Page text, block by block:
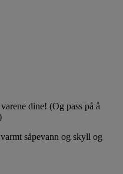
dine! (Og pass på å
såpevann og skyll og